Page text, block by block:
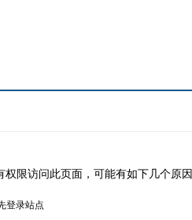
权限访问此页面，可能有如下几个原因
登录站点